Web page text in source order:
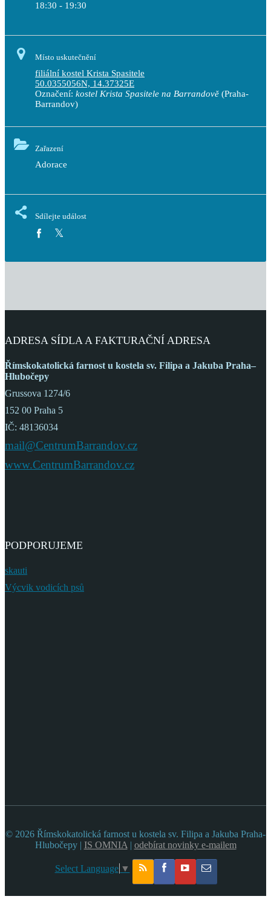
18:30 - 19:30
Místo uskutečnění
filiální kostel Krista Spasitele
50.0355056N, 14.37325E
Označení: kostel Krista Spasitele na Barrandově (Praha-
Barrandov)
Zařazení
Adorace
Sdílejte událost
ADRESA SÍDLA A FAKTURAČNÍ ADRESA
Římskokatolická farnost u kostela sv. Filipa a Jakuba Praha–
Hlubočepy
Grussova 1274/6
152 00 Praha 5
IČ: 48136034
mail@CentrumBarrandov.cz
www.CentrumBarrandov.cz
PODPORUJEME
skauti
Výcvik vodicích psů
© 2026 Římskokatolická farnost u kostela sv. Filipa a Jakuba Praha-
Hlubočepy | IS OMNIA | odebírat novinky e-mailem
Select Language ▼